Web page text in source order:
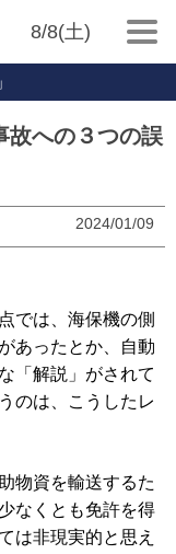
8/8(土)
故への３つの誤
2024/01/09
では、海保機の側
あったとか、自動
「解説」がされて
のは、こうしたレ
物資を輸送するた
なくとも免許を得
は非現実的と思え